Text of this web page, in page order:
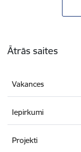
Ātrās saites
Vakances
Iepirkumi
Projekti